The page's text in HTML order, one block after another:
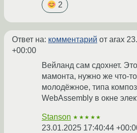
2
Ответ на: комментарий от arax
+00:00
Вейланд сам сдохнет.
мамонта, нужно же что-
молодёжное, типа
WebAssembly в окне
Stanson ★★★★★
23.01.2025 17:40:44